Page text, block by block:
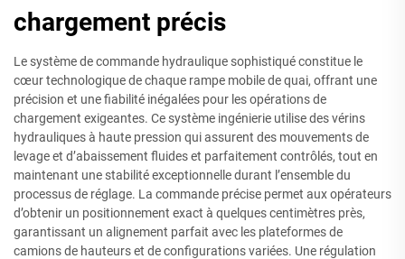
chargement précis
Le système de commande hydraulique sophistiqué constitue le
cœur technologique de chaque rampe mobile de quai, offrant une
précision et une fiabilité inégalées pour les opérations de
chargement exigeantes. Ce système ingénierie utilise des vérins
hydrauliques à haute pression qui assurent des mouvements de
levage et d’abaissement fluides et parfaitement contrôlés, tout en
maintenant une stabilité exceptionnelle durant l’ensemble du
processus de réglage. La commande précise permet aux opérateurs
d’obtenir un positionnement exact à quelques centimètres près,
garantissant un alignement parfait avec les plateformes de
camions de hauteurs et de configurations variées. Une régulation